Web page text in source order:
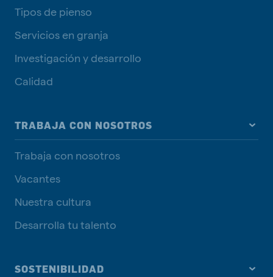
Tipos de pienso
Servicios en granja
Investigación y desarrollo
Calidad
TRABAJA CON NOSOTROS
Trabaja con nosotros
Vacantes
Nuestra cultura
Desarrolla tu talento
SOSTENIBILIDAD